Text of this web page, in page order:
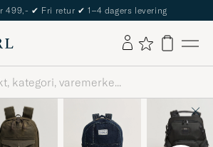
The Care of Carl Passport